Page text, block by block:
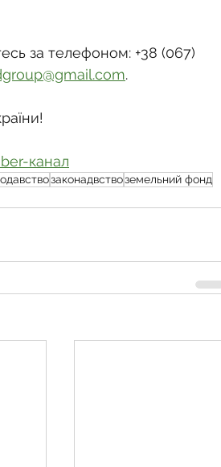
за телефоном: +38 (067)
.
канал
законадвствоземельний фонд